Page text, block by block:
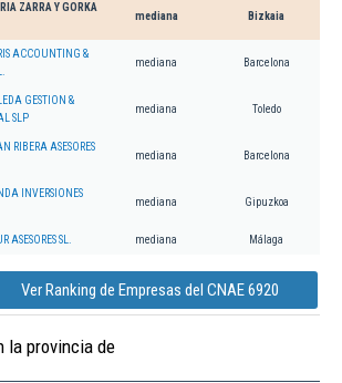
ZARRA Y GORKA
mediana Bizkaia
ACCOUNTING &
mediana Barcelona
GESTION &
SLP
mediana Toledo
RIBERA ASESORES
mediana Barcelona
INVERSIONES
mediana Gipuzkoa
ASESORES SL. mediana Málaga
Ver Ranking de Empresas del CNAE 6920
la provincia de